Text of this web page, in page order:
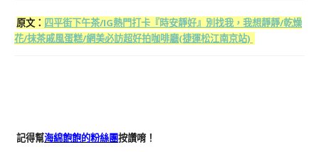
原文： 四平街下午茶/IG熱門打卡『時安靜好』別找我，我想靜靜/乾燥
花/抹茶戚風蛋糕/網美必訪超好拍咖啡廳(捷運松江南京站)
記得幫海綿飽飽的粉絲團按讚唷！